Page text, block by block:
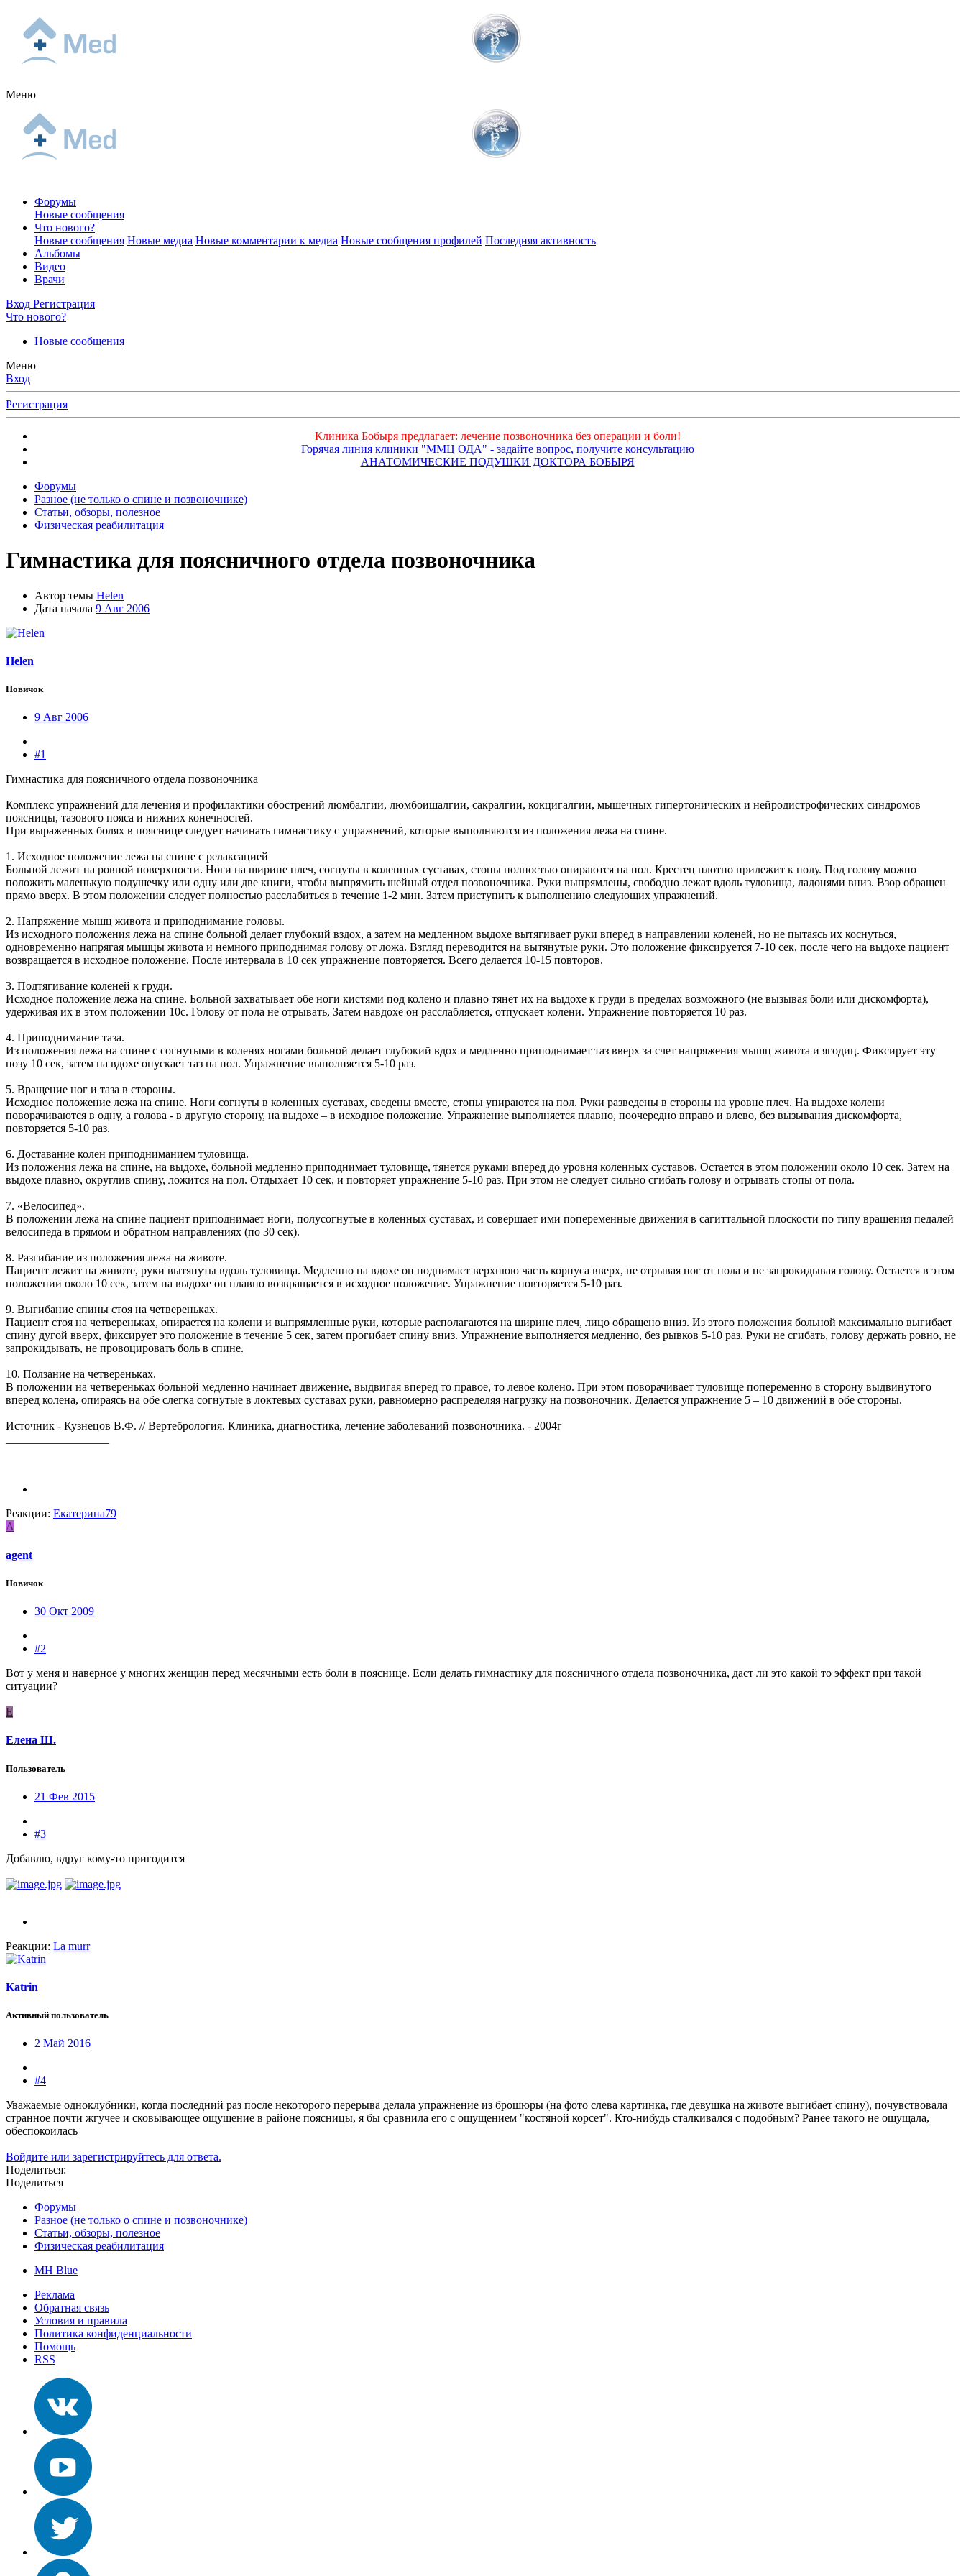
Меню
Форумы
Новые сообщения
Что нового?
Новые сообщения Новые медиа Новые комментарии к медиа Новые сообщения профилей Последняя активность
Альбомы
Видео
Врачи
Вход Регистрация
Что нового?
Новые сообщения
Меню
Вход
Регистрация
Клиника Бобыря предлагает: лечение позвоночника без операции и боли!
Горячая линия клиники "ММЦ ОДА" - задайте вопрос, получите консультацию
АНАТОМИЧЕСКИЕ ПОДУШКИ ДОКТОРА БОБЫРЯ
Форумы
Разное (не только о спине и позвоночнике)
Статьи, обзоры, полезное
Физическая реабилитация
Гимнастика для поясничного отдела позвоночника
Автор темы Helen
Дата начала 9 Авг 2006
Helen
Новичок
9 Авг 2006
#1
Гимнастика для поясничного отдела позвоночника
Комплекс упражнений для лечения и профилактики обострений люмбалгии, люмбоишалгии, сакралгии, кокцигалгии, мышечных гипертонических и нейродистрофических синдромов
поясницы, тазового пояса и нижних конечностей.
При выраженных болях в пояснице следует начинать гимнастику с упражнений, которые выполняются из положения лежа на спине.
1. Исходное положение лежа на спине с релаксацией
Больной лежит на ровной поверхности. Ноги на ширине плеч, согнуты в коленных суставах, стопы полностью опираются на пол. Крестец плотно прилежит к полу. Под голову можно
положить маленькую подушечку или одну или две книги, чтобы выпрямить шейный отдел позвоночника. Руки выпрямлены, свободно лежат вдоль туловища, ладонями вниз. Взор обращен
прямо вверх. В этом положении следует полностью расслабиться в течение 1-2 мин. Затем приступить к выполнению следующих упражнений.
2. Напряжение мышц живота и приподнимание головы.
Из исходного положения лежа на спине больной делает глубокий вздох, а затем на медленном выдохе вытягивает руки вперед в направлении коленей, но не пытаясь их коснуться,
одновременно напрягая мышцы живота и немного приподнимая голову от ложа. Взгляд переводится на вытянутые руки. Это положение фиксируется 7-10 сек, после чего на выдохе пациент
возвращается в исходное положение. После интервала в 10 сек упражнение повторяется. Всего делается 10-15 повторов.
3. Подтягивание коленей к груди.
Исходное положение лежа на спине. Больной захватывает обе ноги кистями под колено и плавно тянет их на выдохе к груди в пределах возможного (не вызывая боли или дискомфорта),
удерживая их в этом положении 10с. Голову от пола не отрывать, Затем навдохе он расслабляется, отпускает колени. Упражнение повторяется 10 раз.
4. Приподнимание таза.
Из положения лежа на спине с согнутыми в коленях ногами больной делает глубокий вдох и медленно приподнимает таз вверх за счет напряжения мышц живота и ягодиц. Фиксирует эту
позу 10 сек, затем на вдохе опускает таз на пол. Упражнение выполняется 5-10 раз.
5. Вращение ног и таза в стороны.
Исходное положение лежа на спине. Ноги согнуты в коленных суставах, сведены вместе, стопы упираются на пол. Руки разведены в стороны на уровне плеч. На выдохе колени
поворачиваются в одну, а голова - в другую сторону, на выдохе – в исходное положение. Упражнение выполняется плавно, поочередно вправо и влево, без вызывания дискомфорта,
повторяется 5-10 раз.
6. Доставание колен приподниманием туловища.
Из положения лежа на спине, на выдохе, больной медленно приподнимает туловище, тянется руками вперед до уровня коленных суставов. Остается в этом положении около 10 сек. Затем на
выдохе плавно, округлив спину, ложится на пол. Отдыхает 10 сек, и повторяет упражнение 5-10 раз. При этом не следует сильно сгибать голову и отрывать стопы от пола.
7. «Велосипед».
В положении лежа на спине пациент приподнимает ноги, полусогнутые в коленных суставах, и совершает ими попеременные движения в сагиттальной плоскости по типу вращения педалей
велосипеда в прямом и обратном направлениях (по 30 сек).
8. Разгибание из положения лежа на животе.
Пациент лежит на животе, руки вытянуты вдоль туловища. Медленно на вдохе он поднимает верхнюю часть корпуса вверх, не отрывая ног от пола и не запрокидывая голову. Остается в этом
положении около 10 сек, затем на выдохе он плавно возвращается в исходное положение. Упражнение повторяется 5-10 раз.
9. Выгибание спины стоя на четвереньках.
Пациент стоя на четвереньках, опирается на колени и выпрямленные руки, которые располагаются на ширине плеч, лицо обращено вниз. Из этого положения больной максимально выгибает
спину дугой вверх, фиксирует это положение в течение 5 сек, затем прогибает спину вниз. Упражнение выполняется медленно, без рывков 5-10 раз. Руки не сгибать, голову держать ровно, не
запрокидывать, не провоцировать боль в спине.
10. Ползание на четвереньках.
В положении на четвереньках больной медленно начинает движение, выдвигая вперед то правое, то левое колено. При этом поворачивает туловище попеременно в сторону выдвинутого
вперед колена, опираясь на обе слегка согнутые в локтевых суставах руки, равномерно распределяя нагрузку на позвоночник. Делается упражнение 5 – 10 движений в обе стороны.
Источник - Кузнецов В.Ф. // Вертебрология. Клиника, диагностика, лечение заболеваний позвоночника. - 2004г
Реакции: Екатерина79
A
agent
Новичок
30 Окт 2009
#2
Вот у меня и наверное у многих женщин перед месячными есть боли в пояснице. Если делать гимнастику для поясничного отдела позвоночника, даст ли это какой то эффект при такой
ситуации?
Е
Елена Ш.
Пользователь
21 Фев 2015
#3
Добавлю, вдруг кому-то пригодится
Реакции: La murr
Katrin
Активный пользователь
2 Май 2016
#4
Уважаемые одноклубники, когда последний раз после некоторого перерыва делала упражнение из брошюры (на фото слева картинка, где девушка на животе выгибает спину), почувствовала
странное почти жгучее и сковывающее ощущение в районе поясницы, я бы сравнила его с ощущением "костяной корсет". Кто-нибудь сталкивался с подобным? Ранее такого не ощущала,
обеспокоилась
Войдите или зарегистрируйтесь для ответа.
Поделиться:
Поделиться
Форумы
Разное (не только о спине и позвоночнике)
Статьи, обзоры, полезное
Физическая реабилитация
MH Blue
Реклама
Обратная связь
Условия и правила
Политика конфиденциальности
Помощь
RSS